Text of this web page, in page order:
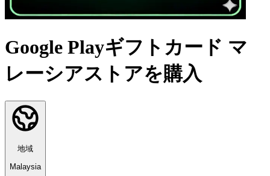
Google Playギフトカード マ
レーシアストアを購入
地域
Malaysia